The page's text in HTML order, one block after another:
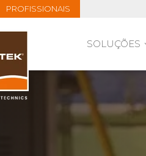
PROFISSIONAIS
SOLUÇÕES